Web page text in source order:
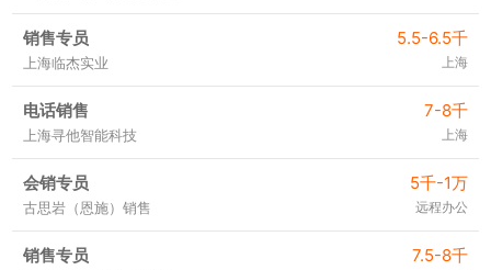
销售专员 5.5-6.5千
上海临杰实业 上海
电话销售 7-8千
上海寻他智能科技 上海
会销专员 5千-1万
古思岩（恩施）销售 远程办公
销售专员 7.5-8千